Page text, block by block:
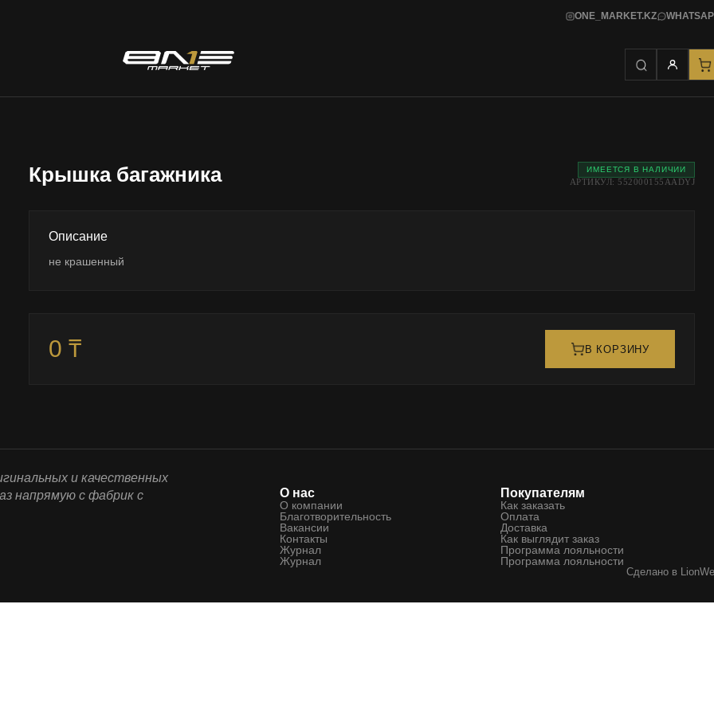
ONE_MARKET.KZ
Крышка багажника ИМЕЕТСЯ В НАЛИЧИИ
АРТИКУЛ: 552000155AADYJ
Описание
не крашенный
0 ₸ В КОРЗИНУ
и качественных
напрямую с фабрик с
О нас
О компании
Благотворительность
Вакансии
Контакты
Журнал
Журнал
Покупателям
Как заказать
Оплата
Доставка
Как выглядит заказ
Программа лояльности
Программа лояльности
Сделано в